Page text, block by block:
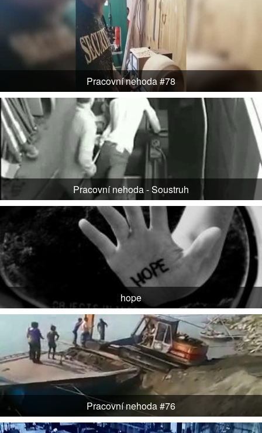
Pracovní nehoda #78
Pracovní nehoda - Soustruh
hope
Pracovní nehoda #76